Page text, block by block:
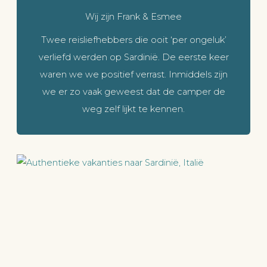
Wij zijn Frank & Esmee
Twee reisliefhebbers die ooit ‘per ongeluk’
verliefd werden op Sardinië. De eerste keer
waren we we positief verrast. Inmiddels zijn
we er zo vaak geweest dat de camper de
weg zelf lijkt te kennen.